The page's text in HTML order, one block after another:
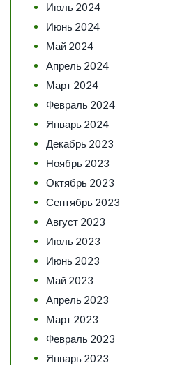
Июль 2024
Июнь 2024
Май 2024
Апрель 2024
Март 2024
Февраль 2024
Январь 2024
Декабрь 2023
Ноябрь 2023
Октябрь 2023
Сентябрь 2023
Август 2023
Июль 2023
Июнь 2023
Май 2023
Апрель 2023
Март 2023
Февраль 2023
Январь 2023